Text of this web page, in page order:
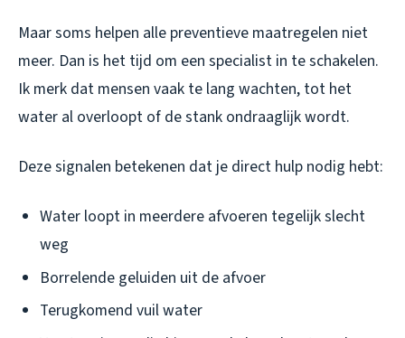
Maar soms helpen alle preventieve maatregelen niet
meer. Dan is het tijd om een specialist in te schakelen.
Ik merk dat mensen vaak te lang wachten, tot het
water al overloopt of de stank ondraaglijk wordt.
Deze signalen betekenen dat je direct hulp nodig hebt:
Water loopt in meerdere afvoeren tegelijk slecht
weg
Borrelende geluiden uit de afvoer
Terugkomend vuil water